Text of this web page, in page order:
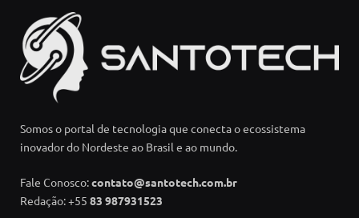
Somos o portal de tecnologia que conecta o ecossistema
inovador do Nordeste ao Brasil e ao mundo.
Fale Conosco:contato@santotech.com.br
Redação: +55 83 987931523